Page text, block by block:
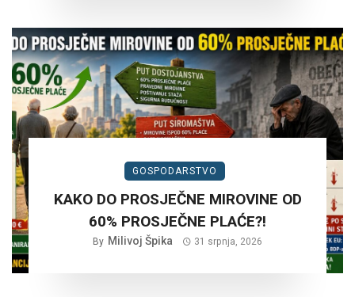
GOSPODARSTVO
KAKO DO PROSJEČNE MIROVINE OD
60% PROSJEČNE PLAĆE?!
By Milivoj Špika 31 srpnja, 2026